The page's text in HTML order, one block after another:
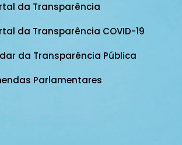
da Transparência
da Transparência COVID-19
da Transparência Pública
Parlamentares